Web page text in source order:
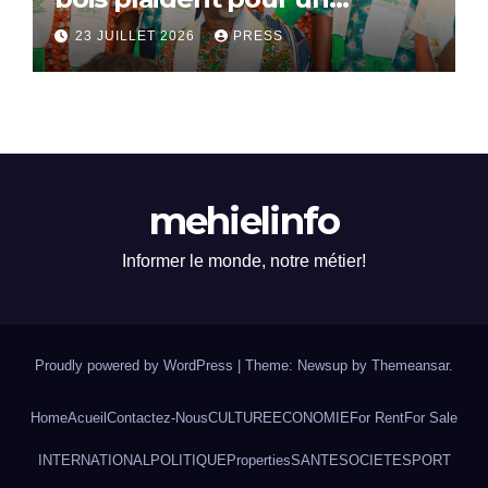
dialogue national
23 JUILLET 2026 PRESS
mehielinfo
Informer le monde, notre métier!
Proudly powered by WordPress Theme: Newsup by Themeansar.
HomeAcueil Contactez-NousCULTURE ECONOMIE For RentFor Sale
INTERNATIONALPOLITIQUE PropertiesSANTESOCIETESPORT